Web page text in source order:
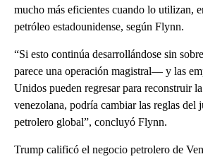
mucho más eficientes cuando lo utilizan,
petróleo estadounidense, según Flynn.
“Si esto continúa desarrollándose sin
parece una operación magistral— y las
Unidos pueden regresar para reconstruir
venezolana, podría cambiar las reglas del
petrolero global”, concluyó Flynn.
Trump calificó el negocio petrolero de